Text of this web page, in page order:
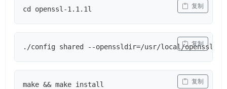
cd openssl-1.1.1l 复制
./config shared --openssldir=/usr/local/openssl
复制
make && make install 复制